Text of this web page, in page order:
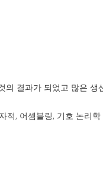
결과가 되었고 많은 생
적, 어셈블링, 기호 논리